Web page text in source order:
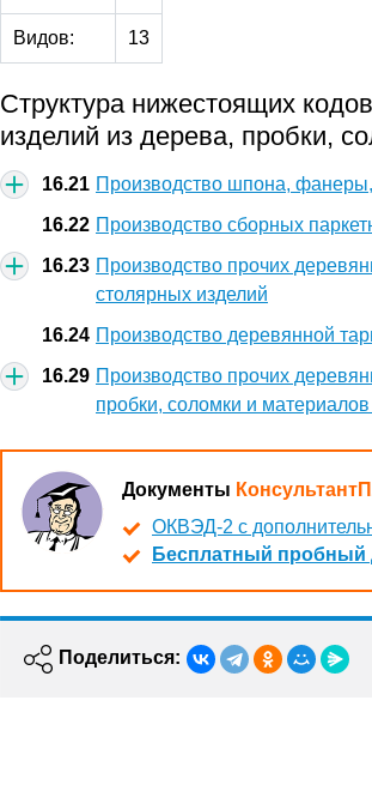
Видов: 13
Структура нижестоящих
изделий из дерева, пробки,
16.21 Производство шпона,
16.22 Производство сборных
16.23 Производство прочих
столярных изделий
16.24 Производство деревянной
16.29 Производство прочих
пробки, соломки и
Документы
ОКВЭД-2 с
Бесплатный пробный
Поделиться: